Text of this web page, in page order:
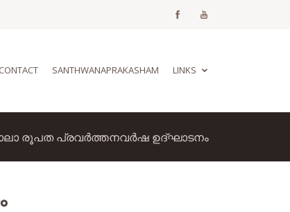
CONTACT SANTHWANAPRAKASHAM LINKS
രൂപത പ്രവർത്തനവർഷ ഉദ്ഘാടനം